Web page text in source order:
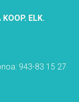
ELK.
943-83 15 27